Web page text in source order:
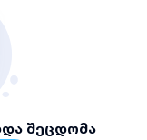
შეცდომა